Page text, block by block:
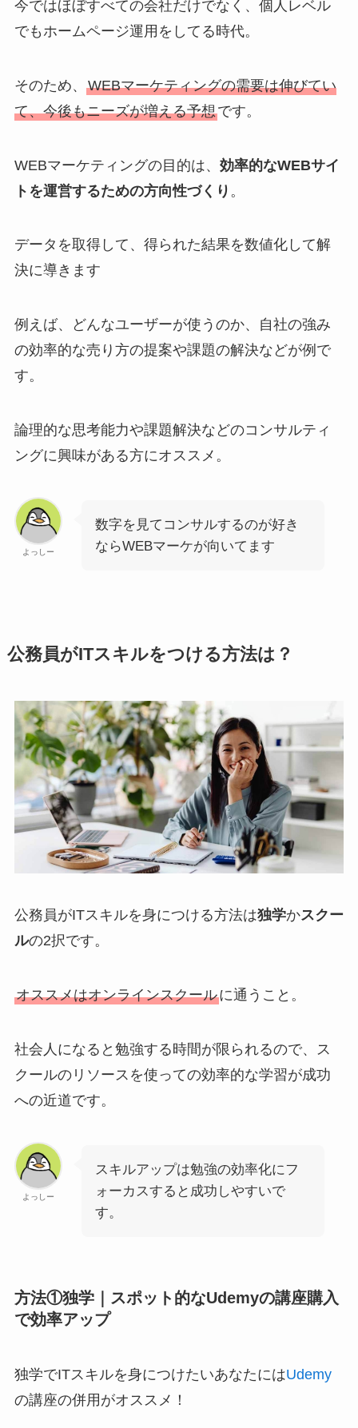
今ではほぼすべての会社だけでなく、個人レベル
でもホームページ運用をしてる時代。
そのため、 WEBマーケティングの需要は伸びてい
て、今後もニーズが増える予想です。
WEBマーケティングの目的は、 効率的なWEBサイ
トを運営するための方向性づくり 。
データを取得して、得られた結果を数値化して解
決に導きます
例えば、どんなユーザーが使うのか、自社の強み
の効率的な売り方の提案や課題の解決などが例で
す。
論理的な思考能力や課題解決などのコンサルティ
ングに興味がある方にオススメ。
よっしー
数字を見てコンサルするのが好き
ならWEBマーケが向いてます
公務員がITスキルをつける方法は？
公務員がITスキルを身につける方法は独学かスクー
ルの2択です。
オススメはオンラインスクールに通うこと。
社会人になると勉強する時間が限られるので、ス
クールのリソースを使っての効率的な学習が成功
への近道です。
よっしー
スキルアップは勉強の効率化にフ
ォーカスすると成功しやすいで
す。
方法①独学｜スポット的なUdemyの講座購入
で効率アップ
独学でITスキルを身につけたいあなたにはUdemy
の講座の併用がオススメ！